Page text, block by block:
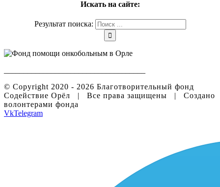
Искать на сайте:
Результат поиска:
© Copyright 2020 - 2026 Благотворительный фонд
Содействие Орёл | Все права защищены | Создано
волонтерами фонда
VkTelegram